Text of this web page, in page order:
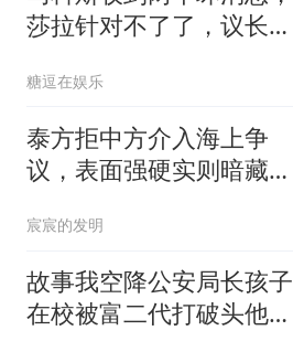
莎拉针对不了了，议长反
糖逗在娱乐
泰方拒中方介入海上争
议，表面强硬实则暗藏玄
宸宸的发明
故事我空降公安局长孩子
在校被富二代打破头他爹